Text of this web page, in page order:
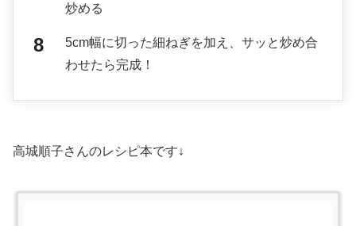
炒める
5cm幅に切った細ねぎを加え、サッと炒め合
わせたら完成！
高城順子さんのレシピ本です↓